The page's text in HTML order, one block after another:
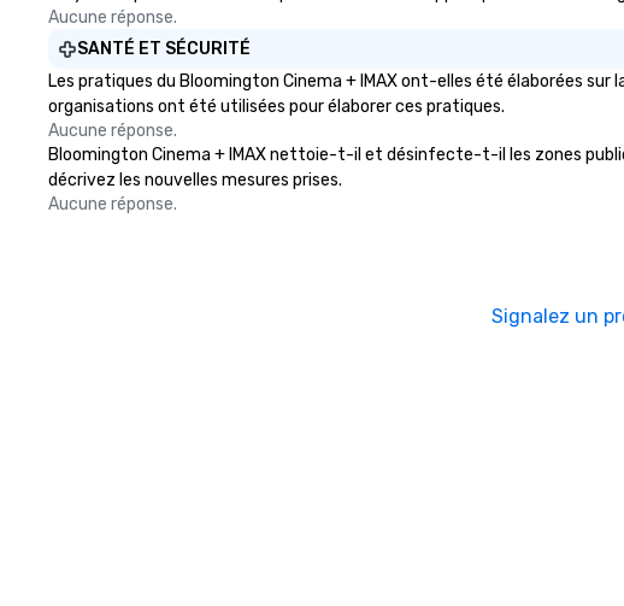
Aucune réponse.
SANTÉ ET SÉCURITÉ
Les pratiques du Bloomington Cinema + IMAX ont-elles été élaborées
organisations ont été utilisées pour élaborer ces pratiques.
Aucune réponse.
Bloomington Cinema + IMAX nettoie-t-il et désinfecte-t-il les zones
décrivez les nouvelles mesures prises.
Aucune réponse.
Signalez un